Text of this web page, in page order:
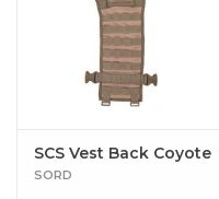
SCS Vest Back Coyote
SORD